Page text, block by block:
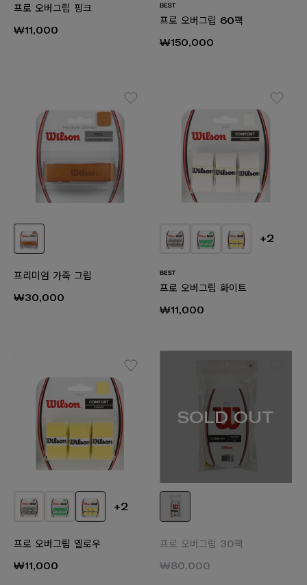
프로 오버그립 핑크
₩11,000
프로 오버그립 60팩
₩150,000
프리미엄 가죽 그립
₩30,000
+2
프로 오버그립 화이트
₩11,000
+2
프로 오버그립 옐로우
₩11,000
SOLD OUT
프로 오버그립 30팩
₩80,000